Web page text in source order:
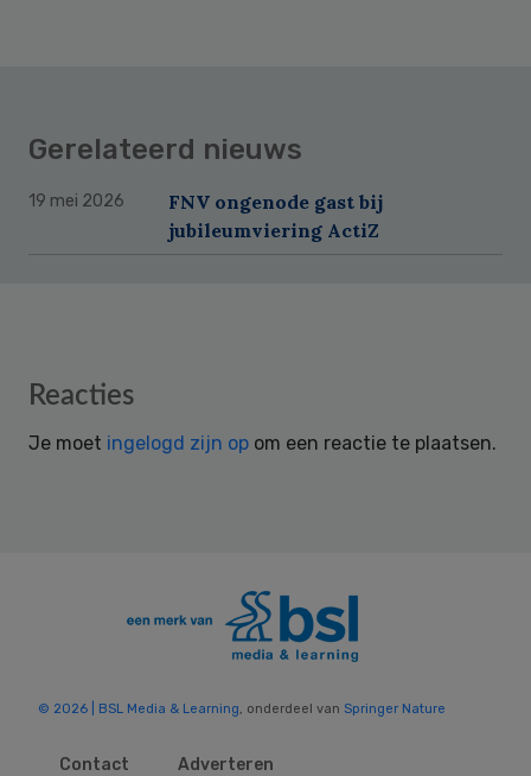
Gerelateerd nieuws
19 mei 2026
FNV ongenode gast bij
jubileumviering ActiZ
Reader
Reacties
Je moet ingelogd zijn op om een reactie te plaatsen.
© 2026 | BSL Media & Learning, onderdeel van Springer Nature
Contact Adverteren